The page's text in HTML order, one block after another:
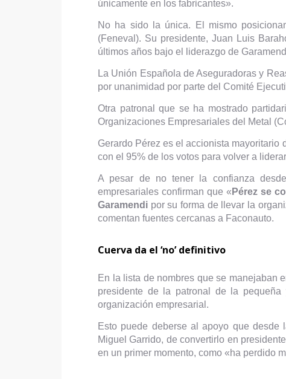
únicamente en los fabricantes».
No ha sido la única. El mismo
(Feneval). Su presidente, Juan Luis
últimos años bajo el liderazgo de
La Unión Española de Aseguradoras y
por unanimidad por parte del Comité
Otra patronal que se ha mostrado
Organizaciones Empresariales del Metal
Gerardo Pérez es el accionista
con el 95% de los votos para volver a
A pesar de no tener la confianza
empresariales confirman que « Pérez se
Garamendi por su forma de llevar la
comentan fuentes cercanas a Faconauto.
Cuerva da el ‘no’ definitivo
En la lista de nombres que se manejaban
presidente de la patronal de la
organización empresarial.
Esto puede deberse al apoyo que desde
Miguel Garrido, de convertirlo en
en un primer momento, como «ha perdido